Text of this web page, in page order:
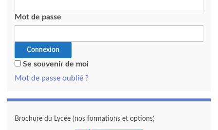
Mot de passe
Se souvenir de moi
Mot de passe oublié ?
Brochure du Lycée (nos formations et options)